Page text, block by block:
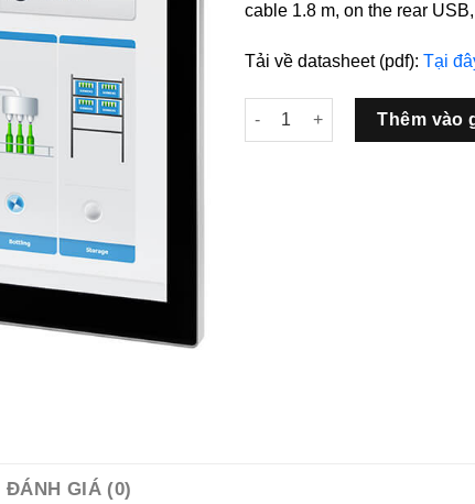
cable 1.8 m, on the rear
Tải về datasheet (pdf): Tại
6AV7863-6MA00-2AA0 Màn
Thêm vào
ĐÁNH GIÁ (0)